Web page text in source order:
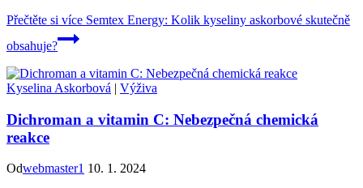
Přečtěte si více Semtex Energy: Kolik kyseliny askorbové skutečně
obsahuje?
Kyselina Askorbová | Výživa
Dichroman a vitamin C: Nebezpečná chemická
reakce
Odwebmaster1 10. 1. 2024